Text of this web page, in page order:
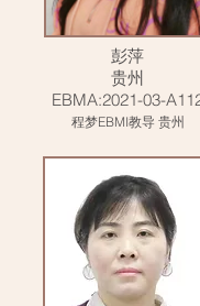
彭萍
贵州
EBMA:2021-03-
程梦EBMI教导 贵州